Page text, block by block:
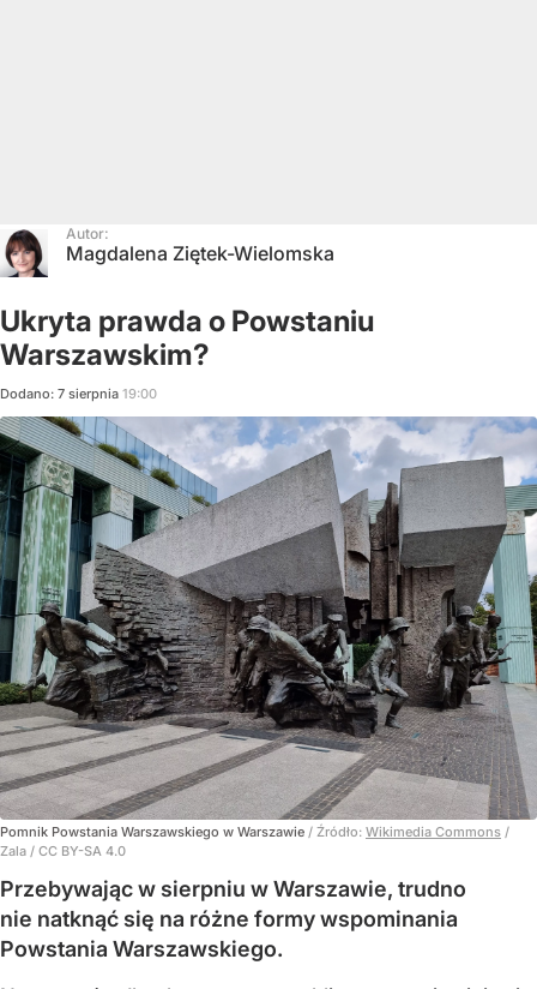
Autor:
Magdalena Ziętek-Wielomska
Ukryta prawda o Powstaniu
Warszawskim?
Dodano: 7 sierpnia 19:00
Pomnik Powstania Warszawskiego w Warszawie / Źródło: Wikimedia Commons /
Zala / CC BY-SA 4.0
Przebywając w sierpniu w Warszawie, trudno
nie natknąć się na różne formy wspominania
Powstania Warszawskiego.